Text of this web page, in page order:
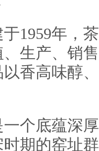
年，茶
生产、销
香高味醇
底蕴深厚
期的窑址